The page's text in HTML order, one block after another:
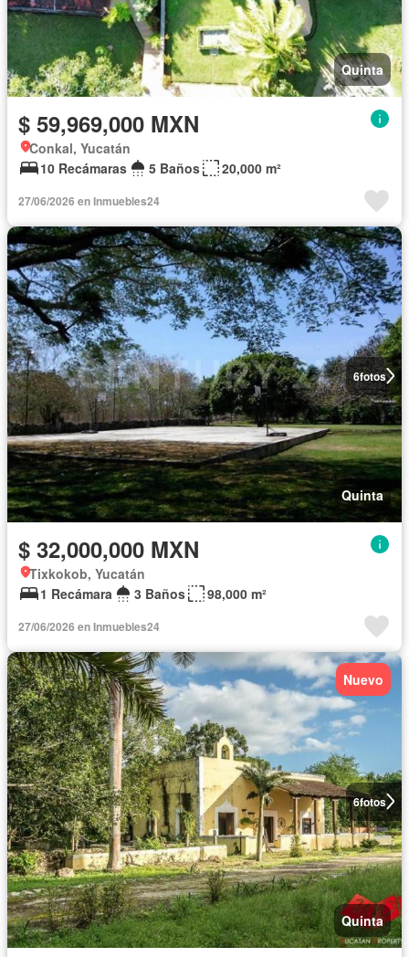
Quinta
$ 59,969,000 MXN
Conkal, Yucatán
10 Recámaras
5 Baños 20,000 m²
27/06/2026 en Inmuebles24
6fotos
Quinta
$ 32,000,000 MXN
Tixkokob, Yucatán
1 Recámara
3 Baños 98,000 m²
27/06/2026 en Inmuebles24
6fotos
Nuevo
Quinta